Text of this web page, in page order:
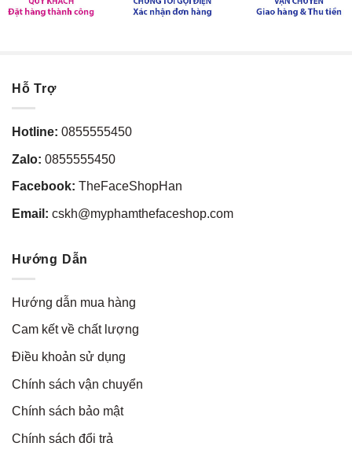
Hỗ Trợ
Hotline: 0855555450
Zalo: 0855555450
Facebook: TheFaceShopHan
Email: cskh@myphamthefaceshop.com
Hướng Dẫn
Hướng dẫn mua hàng
Cam kết về chất lượng
Điều khoản sử dụng
Chính sách vận chuyển
Chính sách bảo mật
Chính sách đổi trả